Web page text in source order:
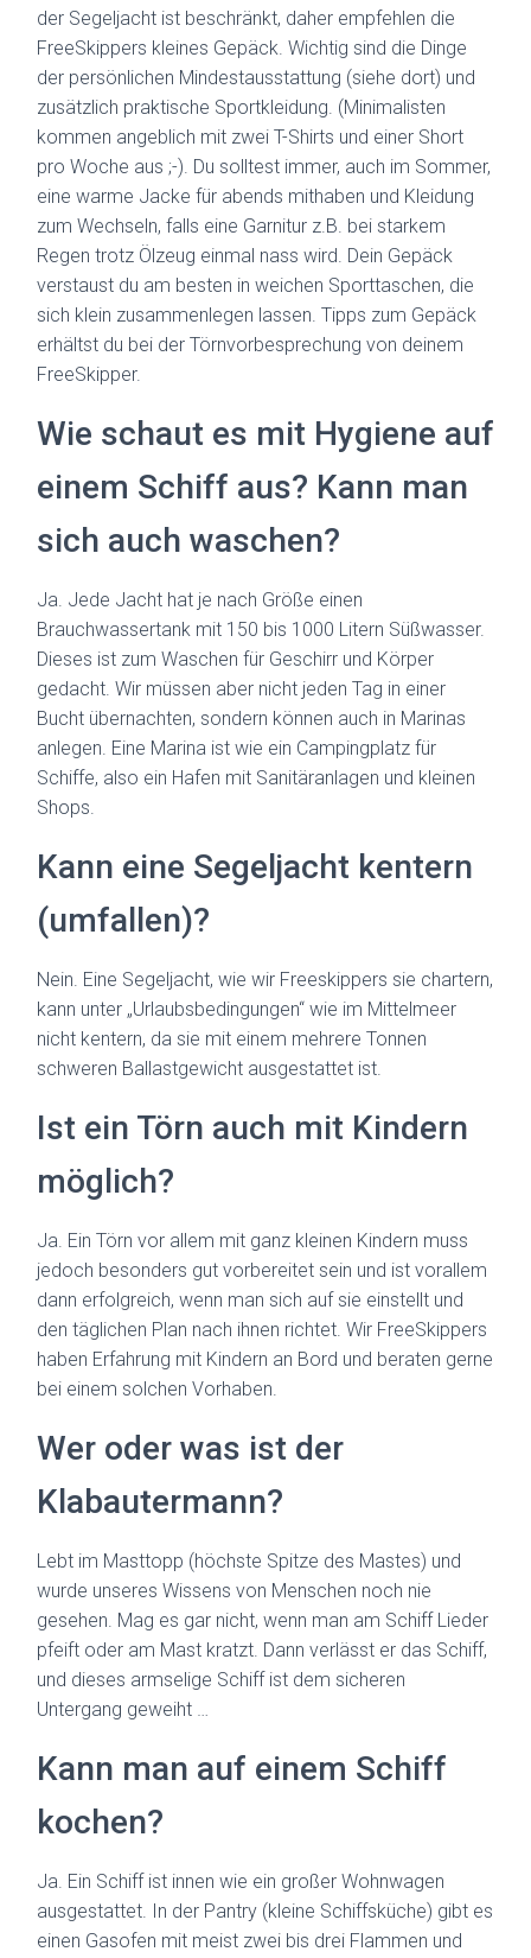
der Segeljacht ist beschränkt, daher empfehlen die
FreeSkippers kleines Gepäck. Wichtig sind die Dinge
der persönlichen Mindestausstattung (siehe dort) und
zusätzlich praktische Sportkleidung. (Minimalisten
kommen angeblich mit zwei T-Shirts und einer Short
pro Woche aus ;-). Du solltest immer, auch im Sommer,
eine warme Jacke für abends mithaben und Kleidung
zum Wechseln, falls eine Garnitur z.B. bei starkem
Regen trotz Ölzeug einmal nass wird. Dein Gepäck
verstaust du am besten in weichen Sporttaschen, die
sich klein zusammenlegen lassen. Tipps zum Gepäck
erhältst du bei der Törnvorbesprechung von deinem
FreeSkipper.
Wie schaut es mit Hygiene auf
einem Schiff aus? Kann man
sich auch waschen?
Ja. Jede Jacht hat je nach Größe einen
Brauchwassertank mit 150 bis 1000 Litern Süßwasser.
Dieses ist zum Waschen für Geschirr und Körper
gedacht. Wir müssen aber nicht jeden Tag in einer
Bucht übernachten, sondern können auch in Marinas
anlegen. Eine Marina ist wie ein Campingplatz für
Schiffe, also ein Hafen mit Sanitäranlagen und kleinen
Shops.
Kann eine Segeljacht kentern
(umfallen)?
Nein. Eine Segeljacht, wie wir Freeskippers sie chartern,
kann unter „Urlaubsbedingungen“ wie im Mittelmeer
nicht kentern, da sie mit einem mehrere Tonnen
schweren Ballastgewicht ausgestattet ist.
Ist ein Törn auch mit Kindern
möglich?
Ja. Ein Törn vor allem mit ganz kleinen Kindern muss
jedoch besonders gut vorbereitet sein und ist vorallem
dann erfolgreich, wenn man sich auf sie einstellt und
den täglichen Plan nach ihnen richtet. Wir FreeSkippers
haben Erfahrung mit Kindern an Bord und beraten gerne
bei einem solchen Vorhaben.
Wer oder was ist der
Klabautermann?
Lebt im Masttopp (höchste Spitze des Mastes) und
wurde unseres Wissens von Menschen noch nie
gesehen. Mag es gar nicht, wenn man am Schiff Lieder
pfeift oder am Mast kratzt. Dann verlässt er das Schiff,
und dieses armselige Schiff ist dem sicheren
Untergang geweiht …
Kann man auf einem Schiff
kochen?
Ja. Ein Schiff ist innen wie ein großer Wohnwagen
ausgestattet. In der Pantry (kleine Schiffsküche) gibt es
einen Gasofen mit meist zwei bis drei Flammen und